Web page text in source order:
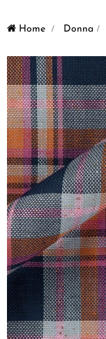
Home > Donna >